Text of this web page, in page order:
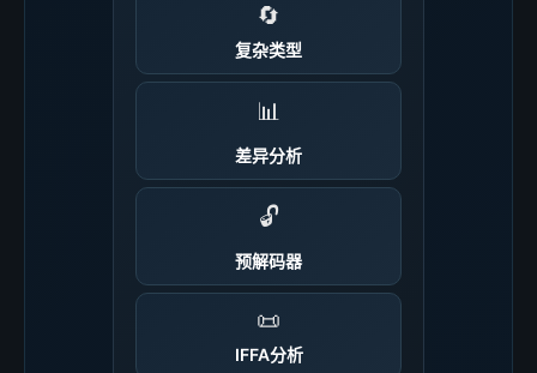
🔄
复杂类型
📊
差异分析
🔓
预解码器
📜
IFFA分析